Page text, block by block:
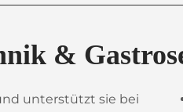
&
unterstützt sie bei